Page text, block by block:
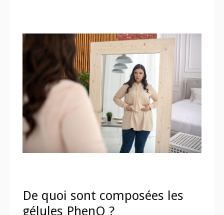
De quoi sont composées les
gélules PhenQ ?